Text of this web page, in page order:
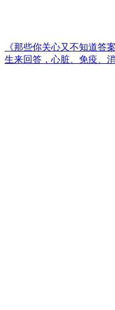
《那些你关心又不知道答
生来回答，心脏、免疫、